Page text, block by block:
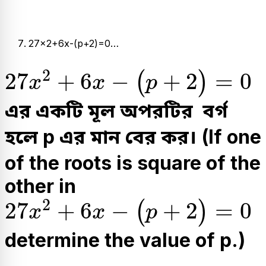
27x2+6x-(p+2)=0…
27x2 + 6x − (p + 2) = 0
27 x2 + 6 + ) =0
এর একটি মূল অপরটির বর্গ
হলে p এর মান বের কর। (If one
of the roots is square of the
other in
27x2 + 6x − (p + 2) = 0
27x2+ 6 + ) =0
determine the value of p.)